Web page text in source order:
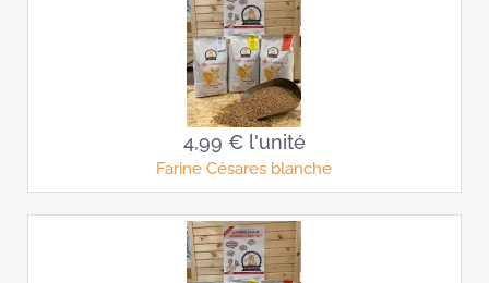
4,99 € l'unité
Farine Césares blanche